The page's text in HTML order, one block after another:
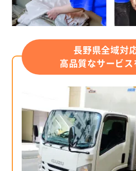
長野県全域対
高品質なサービス